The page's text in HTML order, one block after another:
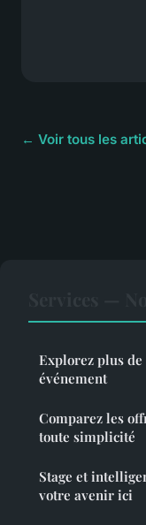
← Voir tous les
Explorez plus
événement
Comparez les
toute simplicité
Stage et
votre avenir ici